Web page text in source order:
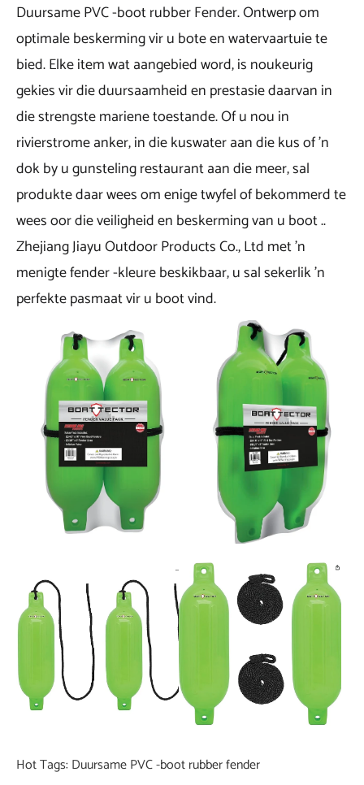
Duursame PVC -boot rubber Fender. Ontwerp om
optimale beskerming vir u bote en watervaartuie te
bied. Elke item wat aangebied word, is noukeurig
gekies vir die duursaamheid en prestasie daarvan in
die strengste mariene toestande. Of u nou in
rivierstrome anker, in die kuswater aan die kus of 'n
dok by u gunsteling restaurant aan die meer, sal
produkte daar wees om enige twyfel of bekommerd te
wees oor die veiligheid en beskerming van u boot ..
Zhejiang Jiayu Outdoor Products Co., Ltd met 'n
menigte fender -kleure beskikbaar, u sal sekerlik 'n
perfekte pasmaat vir u boot vind.
Hot Tags: Duursame PVC -boot rubber fender